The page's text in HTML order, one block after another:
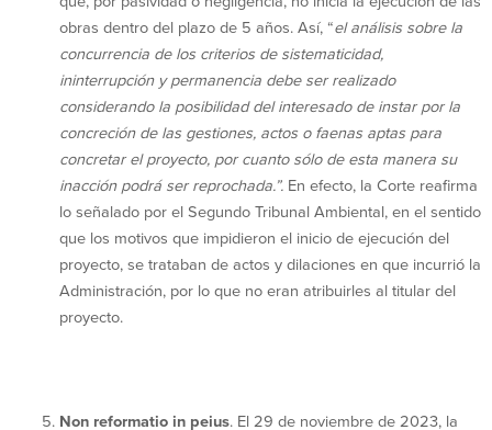
obras dentro del plazo de 5 años. Así, “el análisis sobre la
concurrencia de los criterios de sistematicidad,
ininterrupción y permanencia debe ser realizado
considerando la posibilidad del interesado de instar por la
concreción de las gestiones, actos o faenas aptas para
concretar el proyecto, por cuanto sólo de esta manera su
inacción podrá ser reprochada.”. En efecto, la Corte reafirma
lo señalado por el Segundo Tribunal Ambiental, en el sentido
que los motivos que impidieron el inicio de ejecución del
proyecto, se trataban de actos y dilaciones en que incurrió la
Administración, por lo que no eran atribuirles al titular del
proyecto.
Non reformatio in peius. El 29 de noviembre de 2023, la